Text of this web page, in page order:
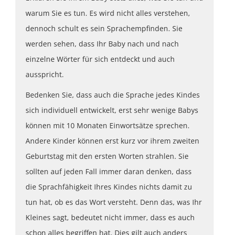
warum Sie es tun. Es wird nicht alles verstehen,
dennoch schult es sein Sprachempfinden. Sie
werden sehen, dass Ihr Baby nach und nach
einzelne Wörter für sich entdeckt und auch
ausspricht.
Bedenken Sie, dass auch die Sprache jedes Kindes
sich individuell entwickelt, erst sehr wenige Babys
können mit 10 Monaten Einwortsätze sprechen.
Andere Kinder können erst kurz vor ihrem zweiten
Geburtstag mit den ersten Worten strahlen. Sie
sollten auf jeden Fall immer daran denken, dass
die Sprachfähigkeit Ihres Kindes nichts damit zu
tun hat, ob es das Wort versteht. Denn das, was Ihr
Kleines sagt, bedeutet nicht immer, dass es auch
schon alles begriffen hat. Dies gilt auch anders